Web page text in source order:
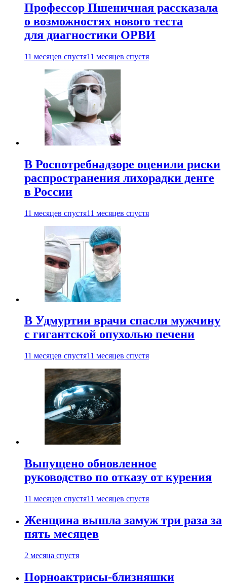
Профессор Пшеничная рассказала
о возможностях нового теста
для диагностики ОРВИ
11 месяцев спустя11 месяцев спустя
В Роспотребнадзоре оценили риски
распространения лихорадки денге
в России
11 месяцев спустя11 месяцев спустя
В Удмуртии врачи спасли мужчину
с гигантской опухолью печени
11 месяцев спустя11 месяцев спустя
Выпущено обновленное
руководство по отказу от курения
11 месяцев спустя11 месяцев спустя
Женщина вышла замуж три раза за
пять месяцев
2 месяца спустя
Порноактрисы-близняшки